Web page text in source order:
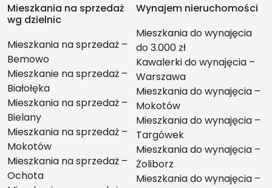
Mieszkania na sprzedaż
wg dzielnic
Mieszkania na sprzedaż –
Bemowo
Mieszkanie na sprzedaż –
Białołęka
Mieszkania na sprzedaż –
Bielany
Mieszkania na sprzedaż –
Mokotów
Mieszkania na sprzedaż –
Ochota
Wynajem nieruchomości
Mieszkania do wynajęcia
do 3.000 zł
Kawalerki do wynajęcia –
Warszawa
Mieszkania do wynajęcia –
Mokotów
Mieszkania do wynajęcia –
Targówek
Mieszkania do wynajęcia –
Żoliborz
Mieszkania do wynajęcia –